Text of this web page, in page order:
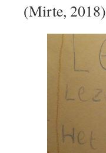
(Mirte, 2018)